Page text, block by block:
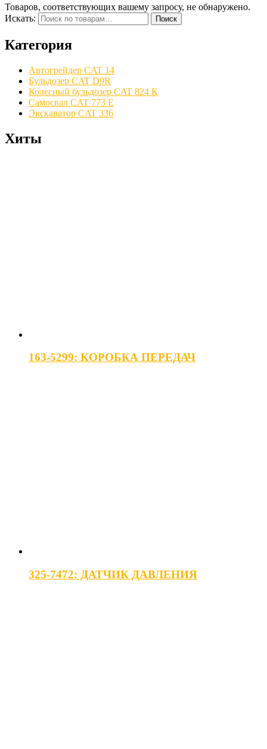
Товаров, соответствующих вашему запросу, не обнаружено.
Искать:
Поиск
Категория
Автогрейдер CAT 14
Бульдозер CAT D9R
Колесный бульдозер CAT 824 К
Самосвал CAT 773 E
Экскаватор CAT 336
Хиты
163-5299: КОРОБКА ПЕРЕДАЧ
325-7472: ДАТЧИК ДАВЛЕНИЯ